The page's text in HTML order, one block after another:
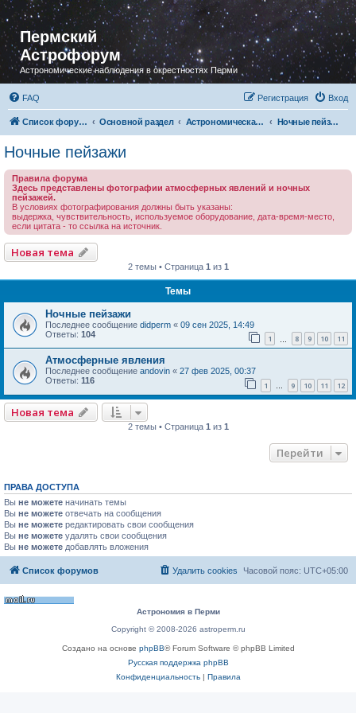
Пермский
Астрофорум
Астрономические наблюдения в окрестностях Перми
FAQ Вход
Регистрация
Список форумов Основной раздел Астрономическая фотография Ночные пейзажи
Ночные пейзажи
Правила форума
Здесь представлены фотографии атмосферных явлений и ночных
пейзажей.
В условиях фотографирования должны быть указаны:
выдержка, чувствительность, используемое оборудование, дата-время-место,
если цитата - то ссылка на источник.
Новая тема
2 темы • Страница 1 из 1
Темы
Ночные пейзажи
Последнее сообщение didperm « 09 сен 2025, 14:49
Ответы: 104 1 8 9 10 11
Атмосферные явления
Последнее сообщение andovin « 27 фев 2025, 00:37
Ответы: 116 1 … 9 10 11 12
Новая тема
2 темы • Страница 1 из 1
Перейти
ПРАВА ДОСТУПА
Вы не можете начинать темы
Вы не можете отвечать на сообщения
Вы не можете редактировать свои сообщения
Вы не можете удалять свои сообщения
Вы не можете добавлять вложения
Список форумов Часовой пояс: UTC+05:00
Удалить cookies
Астрономия в Перми
Copyright © 2008-2026 astroperm.ru
Создано на основе phpBB® Forum Software © phpBB Limited
Русская поддержка phpBB
Конфиденциальность| Правила